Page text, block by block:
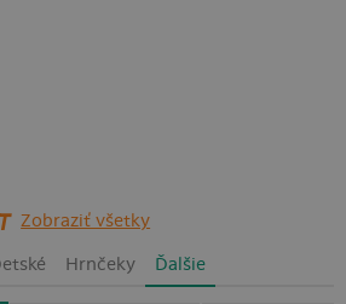
Zobraziť všetky
Hrnčeky Ďalšie